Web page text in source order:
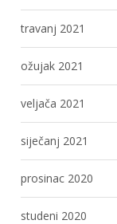
travanj 2021
ožujak 2021
veljača 2021
siječanj 2021
prosinac 2020
studeni 2020